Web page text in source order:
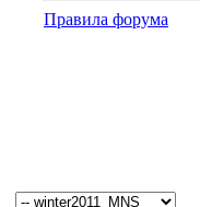
Правила форума